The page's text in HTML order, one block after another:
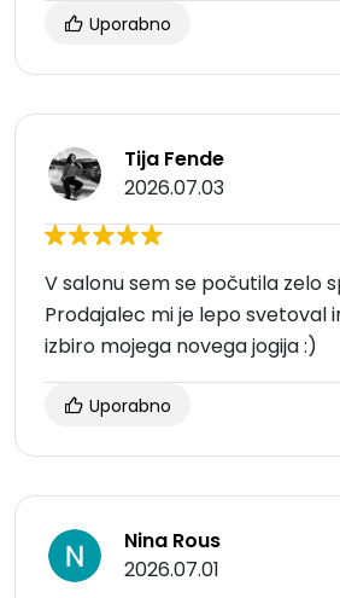
Uporabno
Tija Fende
2026.07.03
V salonu sem se počutila zelo
Prodajalec mi je lepo svetoval
izbiro mojega novega jogija :)
Uporabno
Nina Rous
2026.07.01